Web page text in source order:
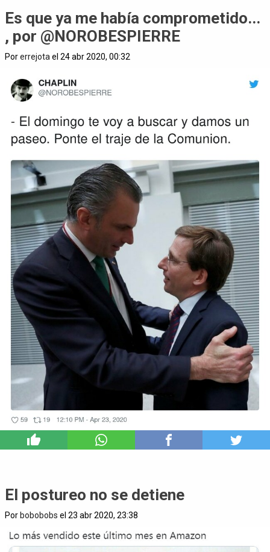
Es que ya me había comprometido...
, por @NOROBESPIERRE
Porerrejota el 24 abr 2020, 00:32
El postureo no se detiene
Por bobobobs el 23 abr 2020, 23:38